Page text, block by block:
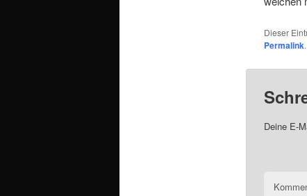
Dieser
Permalink.
Deine E-